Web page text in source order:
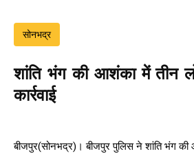
सोनभद्र
शांति भंग की आशंका में तीन
कार्रवाई
बीजपुर(सोनभद्र)। बीजपुर पुलिस ने शांति भंग